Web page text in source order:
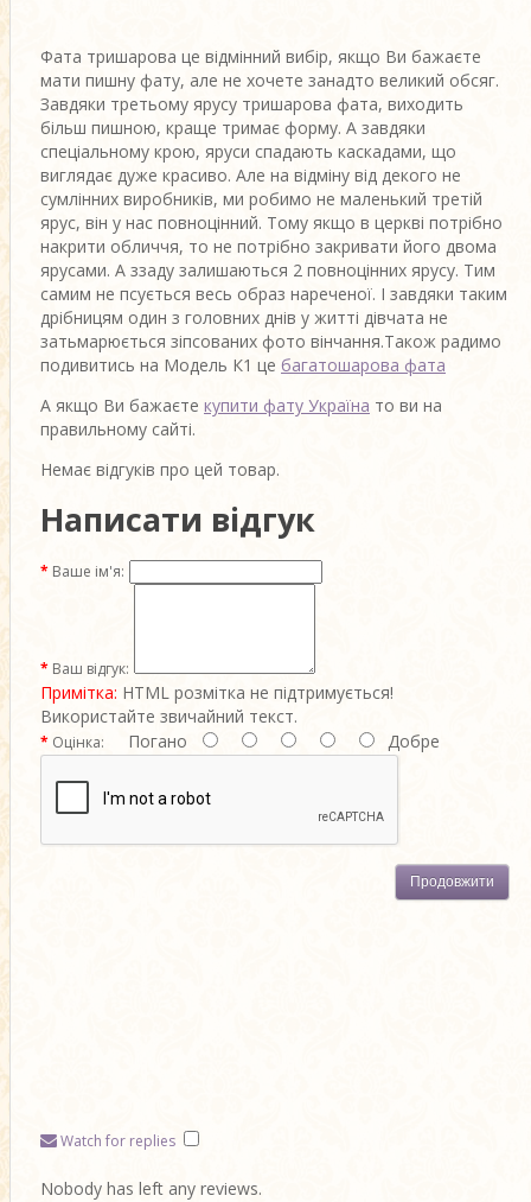
Фата тришарова це відмінний вибір, якщо Ви бажаєте
мати пишну фату, але не хочете занадто великий обсяг.
Завдяки третьому ярусу тришарова фата, виходить
більш пишною, краще тримає форму. А завдяки
спеціальному крою, яруси спадають каскадами, що
виглядає дуже красиво. Але на відміну від декого не
сумлінних виробників, ми робимо не маленький третій
ярус, він у нас повноцінний. Тому якщо в церкві потрібно
накрити обличчя, то не потрібно закривати його двома
ярусами. А ззаду залишаються 2 повноцінних ярусу. Тим
самим не псується весь образ нареченої. І завдяки таким
дрібницям один з головних днів у житті дівчата не
затьмарюється зіпсованих фото вінчання.Також радимо
подивитись на Модель К1 це багатошарова фата
А якщо Ви бажаєте купити фату Україна то ви на
правильному сайті.
Немає відгуків про цей товар.
Написати відгук
Ваше ім'я:
Ваш відгук:
Примітка: HTML розмітка не підтримується!
Використайте звичайний текст.
Оцінка: Погано Добре
Продовжити
Watch for replies
Nobody has left any reviews.